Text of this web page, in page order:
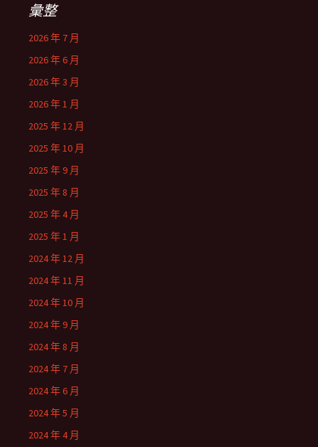
彙整
2026 年 7 月
2026 年 6 月
2026 年 3 月
2026 年 1 月
2025 年 12 月
2025 年 10 月
2025 年 9 月
2025 年 8 月
2025 年 4 月
2025 年 1 月
2024 年 12 月
2024 年 11 月
2024 年 10 月
2024 年 9 月
2024 年 8 月
2024 年 7 月
2024 年 6 月
2024 年 5 月
2024 年 4 月